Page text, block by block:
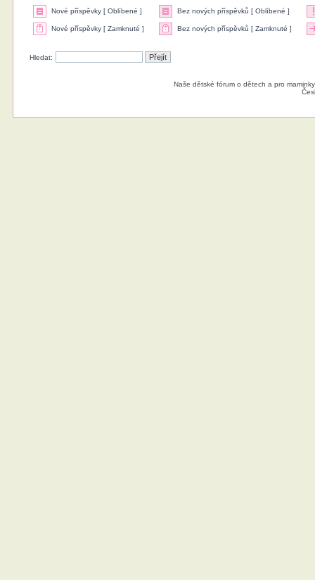
Nové příspěvky [ Oblíbené ] Bez nových příspěvků [ Oblíbené ]
Nové příspěvky [ Zamknuté ] Bez nových příspěvků [ Zamknuté ]
Hledat:
Naše dětské fórum o dětech a pro